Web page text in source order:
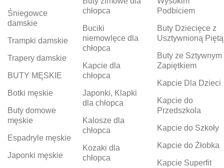
Śniegowce
damskie
Trampki damskie
Trapery damskie
BUTY MĘSKIE
Botki męskie
Buty domowe
męskie
Espadryle męskie
Japonki męskie
chłopca
Buciki
niemowlęce dla
chłopca
Kapcie dla
chłopca
Japonki, Klapki
dla chłopca
Kalosze dla
chłopca
Kozaki dla
chłopca
Podbiciem
Buty Dziecięce z
Usztywnioną Piętą
Buty ze Sztywnym
Zapiętkiem
Kapcie Dla Dzieci
Kapcie do
Przedszkola
Kapcie do Szkoły
Kapcie do Żłobka
Kapcie Superfit